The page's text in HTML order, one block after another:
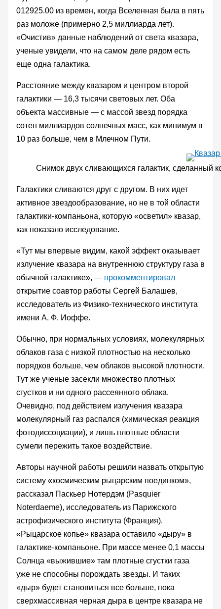
012925.00 из времен, когда Вселенная была в пять
раз моложе (примерно 2,5 миллиарда лет).
«Очистив» данные наблюдений от света квазара,
ученые увидели, что на самом деле рядом есть
еще одна галактика.
Расстояние между квазаром и центром второй
галактики — 16,3 тысячи световых лет. Оба
объекта массивные — с массой звезд порядка
сотен миллиардов солнечных масс, как минимум в
10 раз больше, чем в Млечном Пути.
Снимок двух сливающихся галактик, сделанный
Галактики сливаются друг с другом. В них идет
активное звездообразование, но не в той области
галактики-компаньона, которую «осветил» квазар,
как показало исследование.
«Тут мы впервые видим, какой эффект оказывает
излучение квазара на внутреннюю структуру газа в
обычной галактике», — прокомментировал
открытие соавтор работы Сергей Балашев,
исследователь из Физико-технического института
имени А. Ф. Иоффе.
Обычно, при нормальных условиях, молекулярных
облаков газа с низкой плотностью на несколько
порядков больше, чем облаков высокой плотности.
Тут же ученые засекли множество плотных
сгустков и ни одного рассеянного облака.
Очевидно, под действием излучения квазара
молекулярный газ распался (химическая реакция
фотодиссоциации), и лишь плотные области
сумели пережить такое воздействие.
Авторы научной работы решили назвать открытую
систему «космическим рыцарским поединком»,
рассказал Паскьер Нотердэм (Pasquier
Noterdaeme), исследователь из Парижского
астрофизического института (Франция).
«Рыцарское копье» квазара оставило «дыру» в
галактике-компаньоне. При массе менее 0,1 массы
Солнца «выжившие» там плотные сгустки газа
уже не способны порождать звезды. И таких
«дыр» будет становиться все больше, пока
сверхмассивная черная дыра в центре квазара не